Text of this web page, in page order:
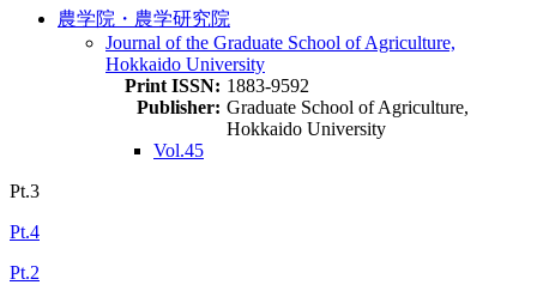
農学院・農学研究院
Journal of the Graduate School of Agriculture,
Hokkaido University
Print ISSN: 1883-9592
Publisher: Graduate School of Agriculture,
Hokkaido University
Vol.45
Pt.3
Pt.4
Pt.2